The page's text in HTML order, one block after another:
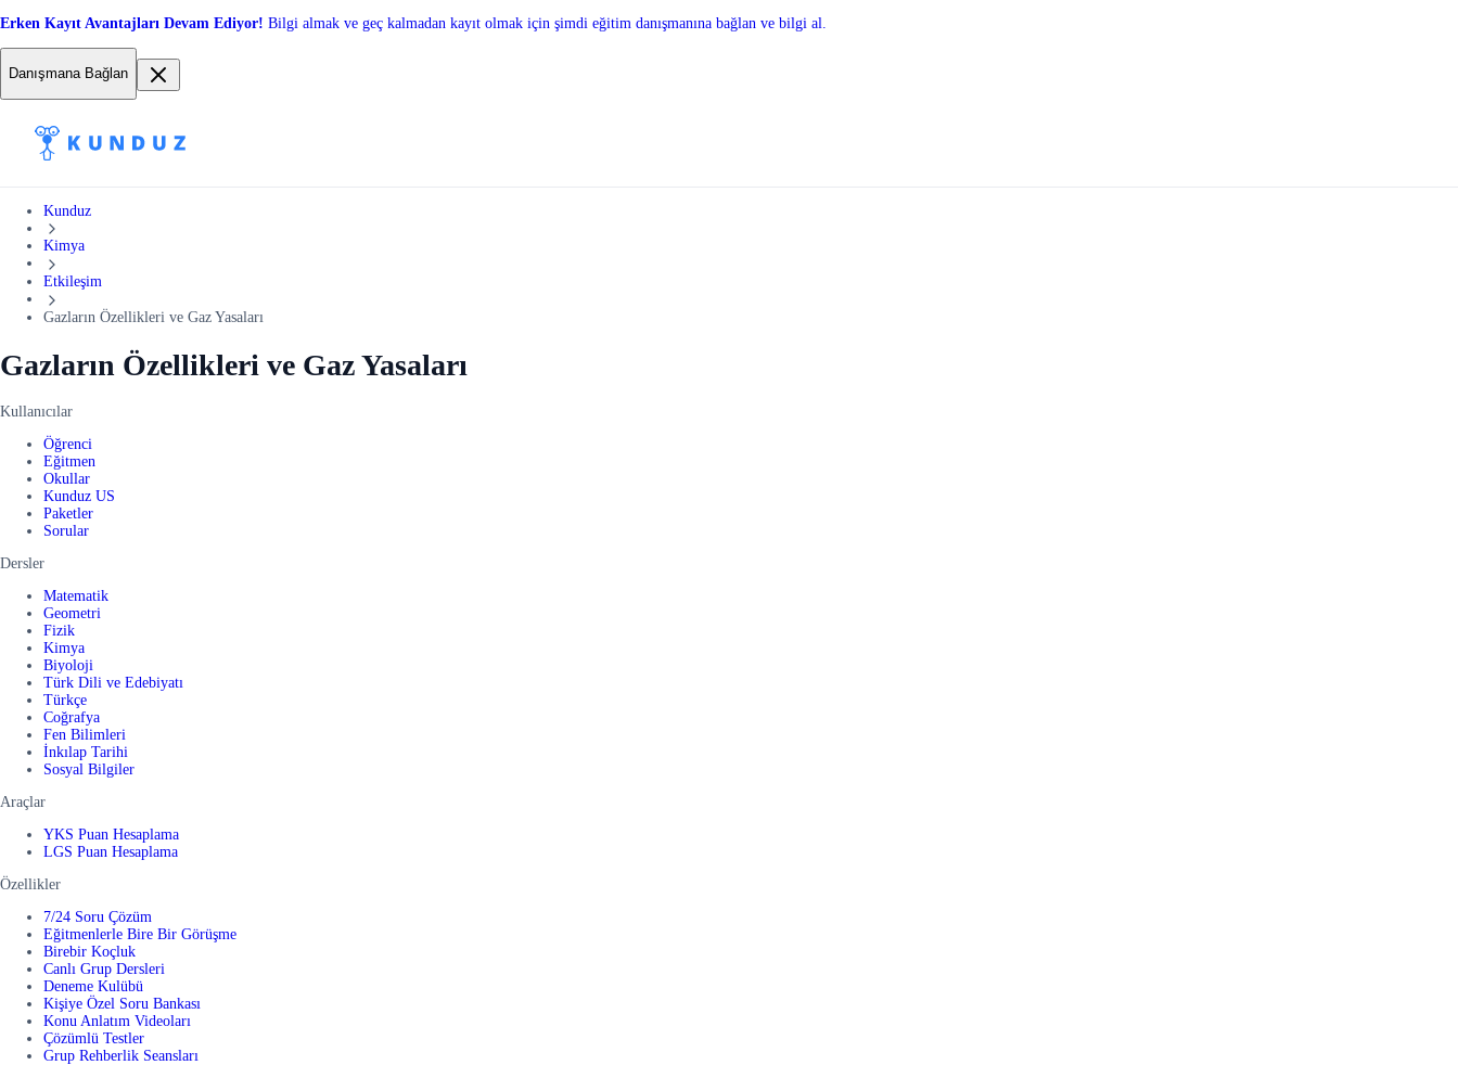
Erken Kayıt Avantajları Devam Ediyor! Bilgi almak ve geç kalmadan kayıt olmak için şimdi eğitim danışmanına bağlan ve bilgi al.
Danışmana Bağlan
Kunduz
Kimya
Etkileşim
Gazların Özellikleri ve Gaz Yasaları
Gazların Özellikleri ve Gaz Yasaları
Kullanıcılar
Öğrenci
Eğitmen
Okullar
Kunduz US
Paketler
Sorular
Dersler
Matematik
Geometri
Fizik
Kimya
Biyoloji
Türk Dili ve Edebiyatı
Türkçe
Coğrafya
Fen Bilimleri
İnkılap Tarihi
Sosyal Bilgiler
Araçlar
YKS Puan Hesaplama
LGS Puan Hesaplama
Özellikler
7/24 Soru Çözüm
Eğitmenlerle Bire Bir Görüşme
Birebir Koçluk
Canlı Grup Dersleri
Deneme Kulübü
Kişiye Özel Soru Bankası
Konu Anlatım Videoları
Çözümlü Testler
Grup Rehberlik Seansları